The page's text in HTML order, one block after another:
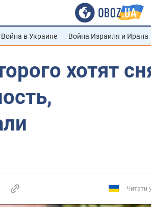
Война в Украине Война Израиля и Ирана
хотят
Читати